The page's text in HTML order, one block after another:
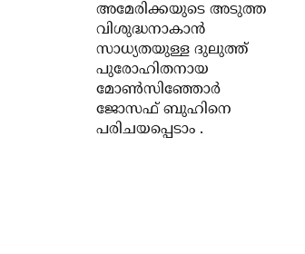
അമേരിക്കയുടെ അടുത്ത
വിശുദ്ധനാകാൻ
സാധ്യതയുള്ള ദുലുത്ത്
പുരോഹിതനായ
മോൺസിഞ്ഞോർ
ജോസഫ് ബുഹിനെ
പരിചയപ്പെടാം .